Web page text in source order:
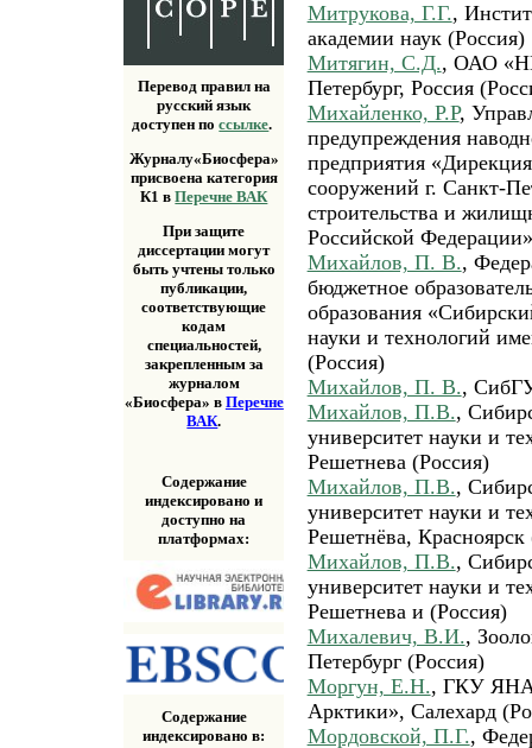
Перевод правил на
русский язык
доступен поссылке.
Журналу«Биосфера»
присвоена категория
К1 вПеречне ВАК
При защите
диссертации могут
быть учтены только
публикации,
соответствующие
кодам
специальностей,
закрепленным за
журналом
«Биосфера» в Перечне
ВАК.
Содержание
индексировано и
доступно на
платформах:
Содержание
индексировано в:
Митрукова, Г.Г.,
академии наук (Россия)
Митягин, С.Д., ОАО
Петербург, Россия
Михайленко, Р.Р,
предупреждения
предприятия
сооружений г. Санкт-
строительства и
Российской
Михайлов, П. В.,
бюджетное
образования
науки и технологий
(Россия)
Михайлов, П. В.,
Михайлов, П.В.,
университет науки и
Решетнева (Россия)
Михайлов, П.В.,
университет науки и
Решетнёва, Красноярск
Михайлов, П.В.,
университет науки и
Решетнева и (Россия)
Михалевич, В.И.,
Петербург (Россия)
Моргун, Е.Н., ГКУ
Арктики», Салехард
Мордовской, П.Г.,